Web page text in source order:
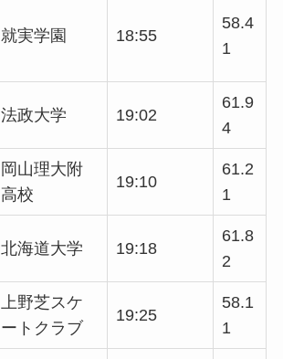
就実学園 18:55
58.4
1
法政大学 19:02
61.9
4
岡山理大附
高校
19:10
61.2
1
北海道大学 19:18
61.8
2
上野芝スケ
ートクラブ
19:25
58.1
1